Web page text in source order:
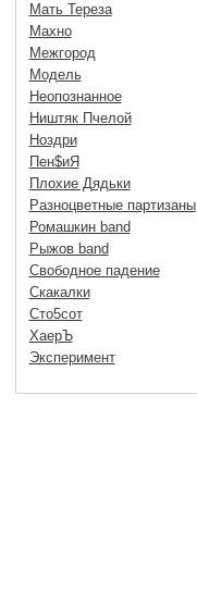
Мать Тереза
Махно
Межгород
Модель
Неопознанное
Ништяк Пчелой
Ноздри
Пен$иЯ
Плохие Дядьки
Разноцветные партизаны
Ромашкин band
Рыжов band
Свободное падение
Скакалки
Сто5сот
ХаерЪ
Эксперимент